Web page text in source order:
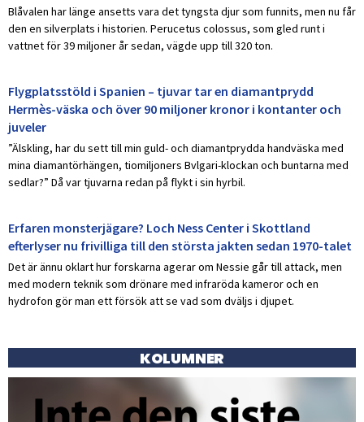
Blåvalen har länge ansetts vara det tyngsta djur som funnits, men nu får
den en silverplats i historien. Perucetus colossus, som gled runt i
vattnet för 39 miljoner år sedan, vägde upp till 320 ton.
Flygplatsstöld i Spanien – tjuvar tar en diamantprydd
Hermès-väska och över 90 miljoner kronor i kontanter och
juveler
”Älskling, har du sett till min guld- och diamantprydda handväska med
mina diamantörhängen, tiomiljoners Bvlgari-klockan och buntarna med
sedlar?” Då var tjuvarna redan på flykt i sin hyrbil.
Erfaren monsterjägare? Loch Ness Center i Skottland
efterlyser nu frivilliga till den största jakten sedan 1970-talet
Det är ännu oklart hur forskarna agerar om Nessie går till attack, men
med modern teknik som drönare med infraröda kameror och en
hydrofon gör man ett försök att se vad som dväljs i djupet.
KOLUMNER